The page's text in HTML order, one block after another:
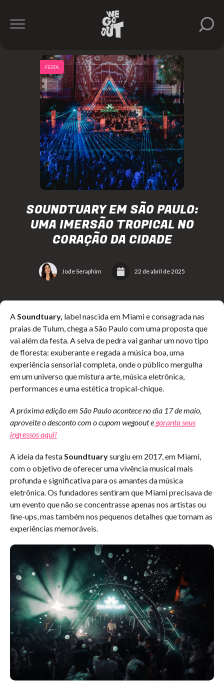
SOUNDTUARY EM SÃO PAULO:
UMA IMERSÃO TROPICAL NO
CORAÇÃO DA CIDADE
Jode Seraphim 22 de abril de 2025
FESTA
ASoundtuary, label nascida em Miami e consagrada nas
praias de Tulum, chega a São Paulo com uma proposta que
vai além da festa. A selva de pedra vai ganhar um novo tipo
de floresta: exuberante e regada a música boa, uma
experiência sensorial completa, onde o público mergulha
em um universo que mistura arte, música eletrônica,
performances e uma estética tropical-chique.
A próxima edição em São Paulo acontece no dia 17 de maio,
aproveite o desconto com o cupom wegoout e garanta seus
ingressos aqui!
​A ideia da festaSoundtuarysurgiu em 2017, em Miami,
com o objetivo de oferecer uma vivência musical mais
profunda e significativa para os amantes da música
eletrônica. Os fundadores sentiram que Miami precisava de
um evento que não se concentrasse apenas nos artistas ou
line-ups, mas também nos pequenos detalhes que tornam as
experiências memoráveis.